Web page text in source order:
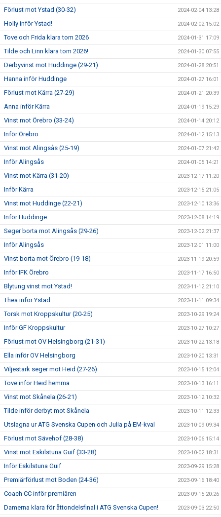
Förlust mot Ystad (30-32) 2024-02-04 13:28
Holly inför Ystad! 2024-02-02 15:02
Tove och Frida klara tom 2026 2024-01-31 17:09
Tilde och Linn klara tom 2026! 2024-01-30 07:55
Derbyvinst mot Huddinge (29-21) 2024-01-28 20:51
Hanna inför Huddinge 2024-01-27 16:01
Förlust mot Kärra (27-29) 2024-01-21 20:39
Anna inför Kärra 2024-01-19 15:29
Vinst mot Örebro (33-24) 2024-01-14 20:12
Inför Örebro 2024-01-12 15:13
Vinst mot Alingsås (25-19) 2024-01-07 21:42
Inför Alingsås 2024-01-05 14:21
Vinst mot Kärra (31-20) 2023-12-17 11:20
Inför Kärra 2023-12-15 21:05
Vinst mot Huddinge (22-21) 2023-12-10 13:36
Inför Huddinge 2023-12-08 14:19
Seger borta mot Alingsås (29-26) 2023-12-02 21:37
Inför Alingsås 2023-12-01 11:00
Vinst borta mot Örebro (19-18) 2023-11-19 20:59
Inför IFK Örebro 2023-11-17 16:50
Blytung vinst mot Ystad! 2023-11-12 21:10
Thea inför Ystad 2023-11-11 09:34
Torsk mot Kroppskultur (20-25) 2023-10-29 19:24
Inför GF Kroppskultur 2023-10-27 10:27
Förlust mot OV Helsingborg (21-31) 2023-10-22 13:18
Ella inför OV Helsingborg 2023-10-20 13:31
Viljestark seger mot Heid (27-26) 2023-10-15 12:04
Tove inför Heid hemma 2023-10-13 16:11
Vinst mot Skånela (26-21) 2023-10-12 10:32
Tilde inför derbyt mot Skånela 2023-10-11 12:33
Utslagna ur ATG Svenska Cupen och Julia på EM-kval 2023-10-09 09:34
Förlust mot Sävehof (28-38) 2023-10-06 15:14
Vinst mot Eskilstuna Guif (33-28) 2023-10-02 18:31
Inför Eskilstuna Guif 2023-09-29 15:28
Premiärförlust mot Boden (24-36) 2023-09-16 18:40
Coach CC inför premiären 2023-09-15 20:26
Damerna klara för åttondelsfinal i ATG Svenska Cupen! 2023-09-03 22:50